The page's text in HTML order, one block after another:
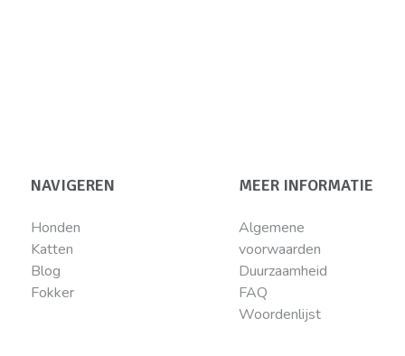
NAVIGEREN
Honden
Katten
Blog
Fokker
MEER INFORMATIE
Algemene
voorwaarden
Duurzaamheid
FAQ
Woordenlijst